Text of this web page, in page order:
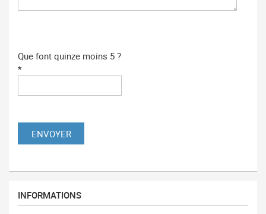
Que font quinze moins 5 ?
*
INFORMATIONS